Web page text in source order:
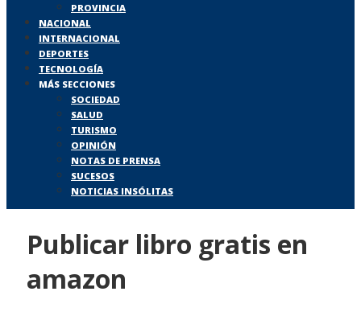
PROVINCIA
NACIONAL
INTERNACIONAL
DEPORTES
TECNOLOGÍA
MÁS SECCIONES
SOCIEDAD
SALUD
TURISMO
OPINIÓN
NOTAS DE PRENSA
SUCESOS
NOTICIAS INSÓLITAS
Publicar libro gratis en
amazon